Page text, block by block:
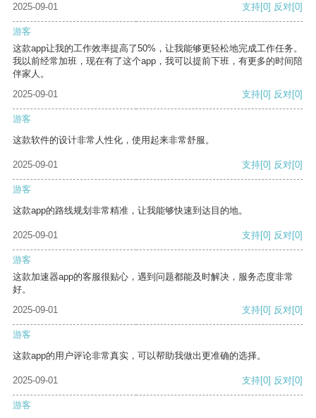
2025-09-01 支持[0] 反对[0]
游客
这款app让我的工作效率提高了50%，让我能够更轻松地完成工作任务。
我以前经常加班，现在有了这个app，我可以提前下班，有更多的时间陪
伴家人。
2025-09-01
支持[0] 反对[0]
游客
这款软件的设计非常人性化，使用起来非常舒服。
2025-09-01 支持[0] 反对[0]
游客
这款app的路线规划非常精准，让我能够快速到达目的地。
2025-09-01 支持[0] 反对[0]
游客
这款加速器app的客服很贴心，遇到问题都能及时解决，服务态度非常
好。
2025-09-01
支持[0] 反对[0]
游客
这款app的用户评论非常真实，可以帮助我做出更准确的选择。
2025-09-01 支持[0] 反对[0]
游客